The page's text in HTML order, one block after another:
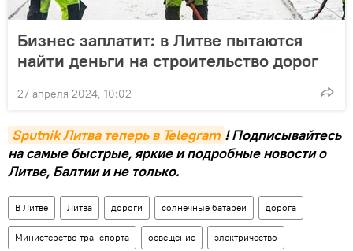
Бизнес заплатит: в Литве пытаются
найти деньги на строительство дорог
27 апреля 2024, 10:02
Sputnik Литва теперь в Telegram ! Подписывайтесь
на самые быстрые, яркие и подробные новости о
Литве, Балтии и не только.
В Литве Литва дороги солнечные батареи дорога
Министерство транспорта освещение электричество